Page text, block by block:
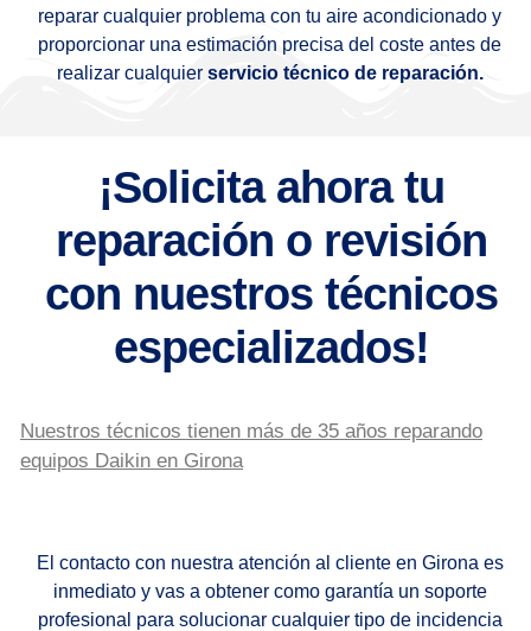
reparar cualquier problema con tu aire acondicionado y
proporcionar una estimación precisa del coste antes de
realizar cualquierservicio técnico de reparación.
¡Solicita ahora tu
reparación o revisión
con nuestros técnicos
especializados!
Nuestros técnicos tienen más de 35 años reparando
equipos Daikin en Girona
El contacto con nuestra atención al cliente en Girona es
inmediato y vas a obtener como garantía un soporte
profesional para solucionar cualquier tipo de incidencia